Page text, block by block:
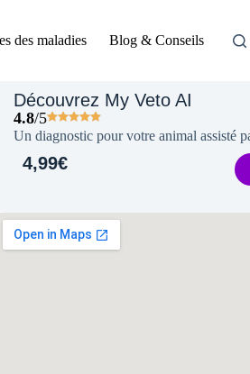
des maladies Blog & Conseils
Découvrez My Veto AI
4.8/5
Un diagnostic pour votre animal assisté
4,99€